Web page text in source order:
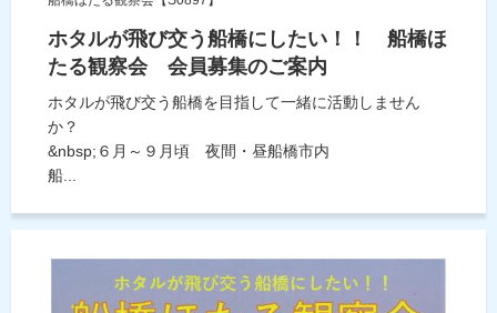
ホタルが飛び交う船橋にしたい！！ 船橋ほ
たる観察会 会員募集のご案内
ホタルが飛び交う船橋を目指して一緒に活動しません
か？
&nbsp;６月～９月頃 夜間・昼船橋市内
船...